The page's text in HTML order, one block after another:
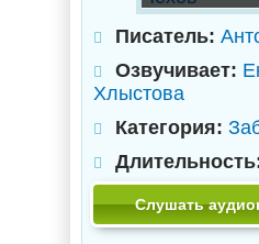
Писатель:
Озвучивает:
Хлыстова
Категория:
Слушать